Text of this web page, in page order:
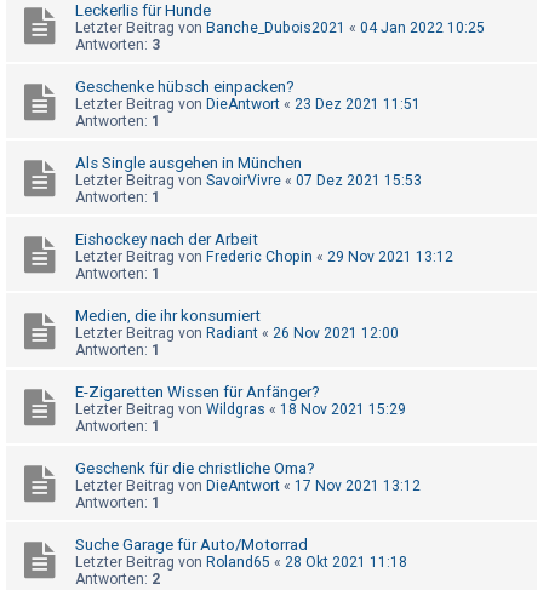
e
m
e
S
c
h
F
A
Leckerlis für Hunde
Letzter Beitrag von Banche_Dubois2021 « 04 Jan 2022 10:25
Antworten: 3
Geschenke hübsch einpacken?
Letzter Beitrag von DieAntwort « 23 Dez 2021 11:51
Antworten: 1
Als Single ausgehen in München
Letzter Beitrag von SavoirVivre « 07 Dez 2021 15:53
Antworten: 1
Eishockey nach der Arbeit
Letzter Beitrag von Frederic Chopin « 29 Nov 2021 13:12
Antworten: 1
Medien, die ihr konsumiert
Letzter Beitrag von Radiant « 26 Nov 2021 12:00
Antworten: 1
E-Zigaretten Wissen für Anfänger?
Letzter Beitrag von Wildgras « 18 Nov 2021 15:29
Antworten: 1
Geschenk für die christliche Oma?
Letzter Beitrag von DieAntwort « 17 Nov 2021 13:12
Antworten: 1
Suche Garage für Auto/Motorrad
Letzter Beitrag von Roland65 « 28 Okt 2021 11:18
Antworten: 2